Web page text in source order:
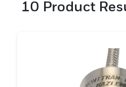
funcionar nas condições
10 Product